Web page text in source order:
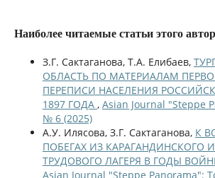
Наиболее читаемые статьи этого
З.Г. Сактаганова, Т.А. Елибаев,
ОБЛАСТЬ ПО МАТЕРИАЛАМ
ПЕРЕПИСИ НАСЕЛЕНИЯ
1897 ГОДА , Asian Journal "Steppe
№ 6 (2025)
А.У. Илясова, З.Г. Сактаганова, К
ПОБЕГАХ ИЗ КАРАГАНДИНСКОГО
ТРУДОВОГО ЛАГЕРЯ В ГОДЫ
Asian Journal "Steppe Panorama":